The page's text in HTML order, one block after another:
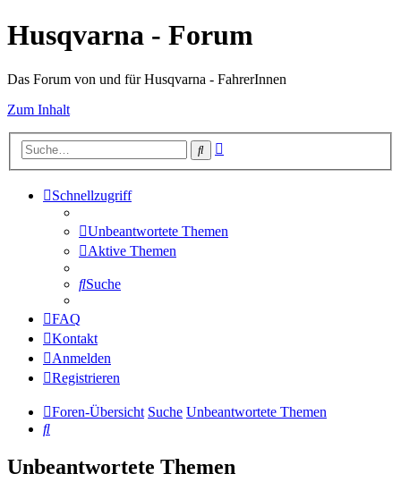
Husqvarna - Forum
Das Forum von und für Husqvarna - FahrerInnen
Zum Inhalt
Suche
Schnellzugriff
Unbeantwortete Themen
Aktive Themen
Suche
FAQ
Kontakt
Anmelden
Registrieren
Foren-Übersicht Suche Unbeantwortete Themen
Suche
Unbeantwortete Themen